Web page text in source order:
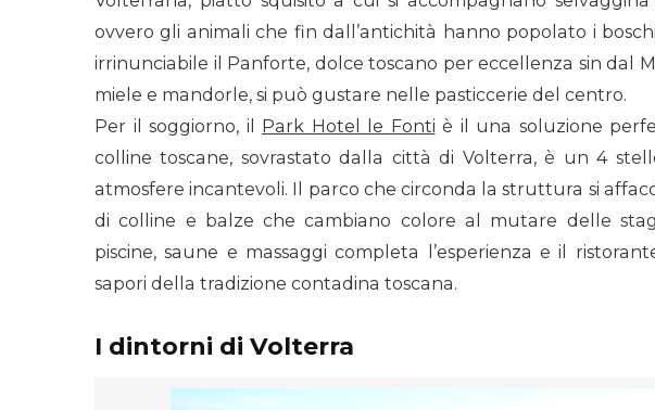
ovvero gli animali che fin dall’antichità hanno popolato i
irrinunciabile il Panforte, dolce toscano per eccellenza sin dal
miele e mandorle, si può gustare nelle pasticcerie del centro.
Per il soggiorno, il
Park Hotel le Fonti è il una soluzione
colline toscane, sovrastato dalla città di Volterra, è un 4
atmosfere incantevoli. Il parco che circonda la struttura si
di colline e balze che cambiano colore al mutare delle
piscine, saune e massaggi completa l’esperienza e il
sapori della tradizione contadina toscana.
I dintorni di Volterra